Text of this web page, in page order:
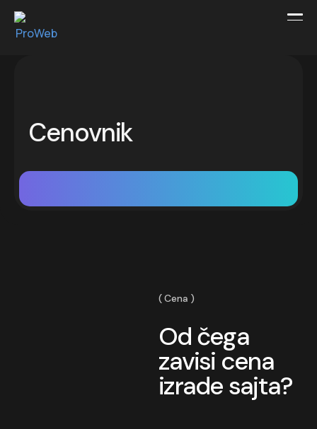
Cenovnik
Cena
Od čega
zavisi cena
izrade sajta?